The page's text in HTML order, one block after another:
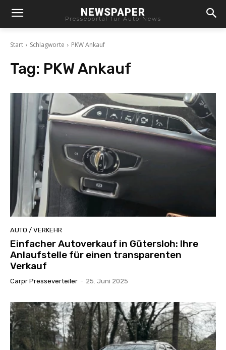
NEWSPAPER
Presseportal für Auto-News
Start Schlagworte PKW Ankauf
Tag: PKW Ankauf
AUTO / VERKEHR
Einfacher Autoverkauf in Gütersloh: Ihre
Anlaufstelle für einen transparenten
Verkauf
Carpr Presseverteiler - 25. Juni 2025